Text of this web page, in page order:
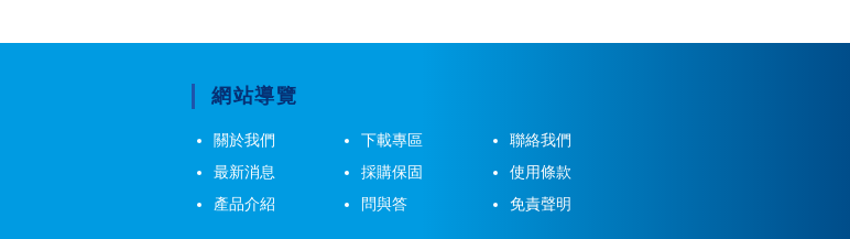
網站導覽
關於我們
最新消息
產品介紹
下載專區
採購保固
問與答
聯絡我們
使用條款
免責聲明